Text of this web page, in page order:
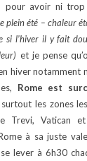
pour avoir ni trop
plein été – chaleur
si l’hiver il y fait
et je pense
hiver notamment
Rome est
les zones
Trevi, Vatican
à sa juste
lever à 6h30